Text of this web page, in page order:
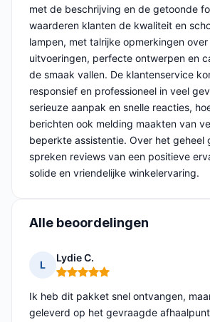
met de beschrijving en de getoonde
waarderen klanten de kwaliteit en
lampen, met talrijke opmerkingen over
uitvoeringen, perfecte ontwerpen en
de smaak vallen. De klantenservice
responsief en professioneel in veel
serieuze aanpak en snelle reacties,
berichten ook melding maakten van
beperkte assistentie. Over het geheel
spreken reviews van een positieve
solide en vriendelijke winkelervaring.
Alle beoordelingen
L
Lydie C.
Opmerking: 5 van 5
Ik heb dit pakket snel ontvangen,
geleverd op het gevraagde